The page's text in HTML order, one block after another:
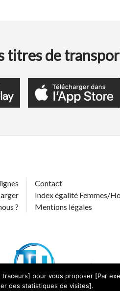
titres de
?
Contact
Index égalité Femmes/
Mentions légales
pour vous proposer [Par
des statistiques de visites].